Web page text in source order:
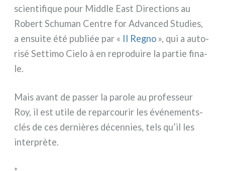
scien­ti­fi­que pour Middle East Directions au
Robert Schuman Centre for Advanced Studies,
a ensui­te été publiée par « Il Regno », qui a auto­
ri­sé Settimo Cielo à en repro­dui­re la par­tie fina­
le.
Mais avant de pas­ser la paro­le au pro­fes­seur
Roy, il est uti­le de repar­cou­rir les événements-
clés de ces der­niè­res décen­nies, tels qu’il les
inter­prè­te.